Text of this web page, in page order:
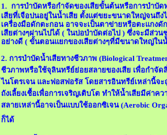
1. การบำบัดหรือกำจัดของเสียขั้นต้นหรือการบำบัด
เสียที่เจือปนอยู่ในน้ำเสีย ตั้งแต่ขยะขนาดใหญ่จนถึ
เครื่องมือดักตะกอน อาจจะเป็นตาข่ายหรือตะแกง
เสียต่างๆผ่านไปได้ ( ในบ่อบำบัดต่อไป ) ซึ่งจะมีส่วน
อย่างดี ( ขั้นตอนแยกของเสียต่างๆที่มีขนาดใหญ่ใน
2. การบำบัดน้ำเสียทางชีวภาพ (Biological
ชีวภาพหรือใช้จุลินทรีย์ย่อยสลายของเสีย เพื่อกำจัด
ไนโตรเจน และฟอสฟอรัส โดยสารอินทรีย์เหล่านี้จ
ถังเลี้ยงเชื้อเพื่อการเจริญเติบโต ทำให้น้ำเสียมีค่า
สลายเหล่านี้อาจเป็นแบบใช้ออกซิเจน (Aerobic
ก็ได้